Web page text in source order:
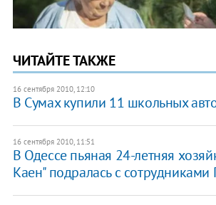
ЧИТАЙТЕ ТАКЖЕ
16 сентября 2010, 12:10
В Сумах купили 11 школьных
16 сентября 2010, 11:51
В Одессе пьяная 24-летняя
Каен" подралась с сотрудниками